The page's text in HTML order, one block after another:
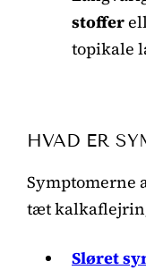
stoffer
topikale
HVAD ER
Symptomerne
tæt
Sløret